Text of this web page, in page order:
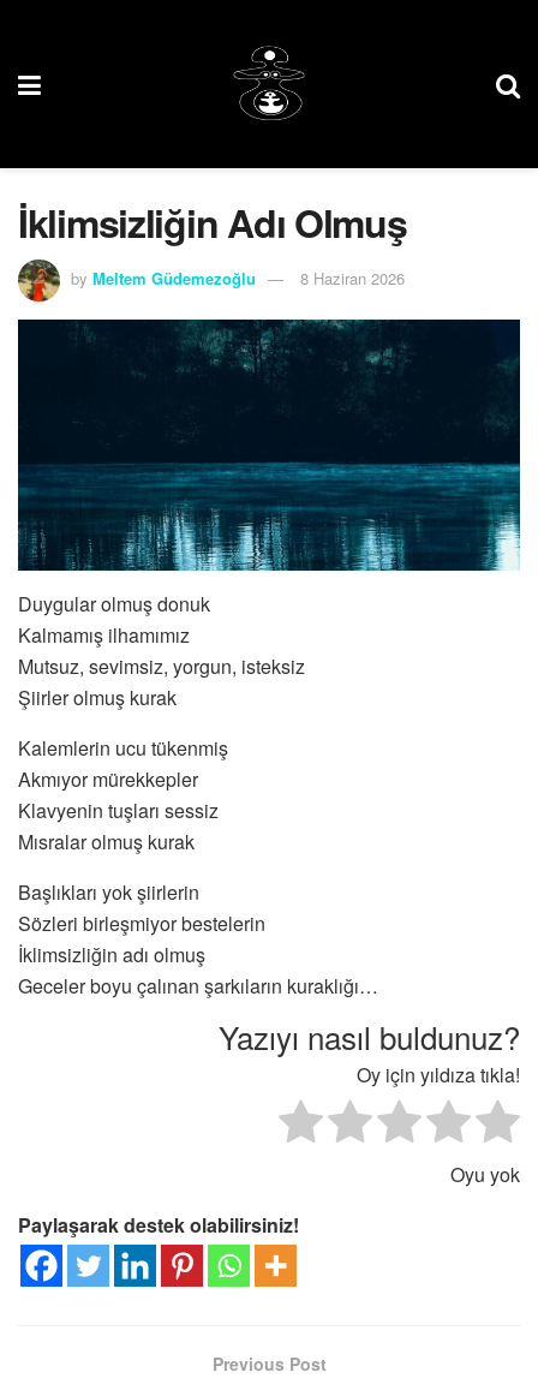
İklimsizliğin Adı Olmuş
by Meltem Güdemezoğlu 8 Haziran 2026
Duygular olmuş donuk
Kalmamış ilhamımız
Mutsuz, sevimsiz, yorgun, isteksiz
Şiirler olmuş kurak
Kalemlerin ucu tükenmiş
Akmıyor mürekkepler
Klavyenin tuşları sessiz
Mısralar olmuş kurak
Başlıkları yok şiirlerin
Sözleri birleşmiyor bestelerin
İklimsizliğin adı olmuş
Geceler boyu çalınan şarkıların kuraklığı…
Yazıyı nasıl buldunuz?
Oy için yıldıza tıkla!
Oyu yok
Paylaşarak destek olabilirsiniz!
Previous Post